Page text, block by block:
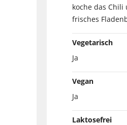
koche das
frisches
Vegetarisch
Ja
Vegan
Ja
Laktosefrei